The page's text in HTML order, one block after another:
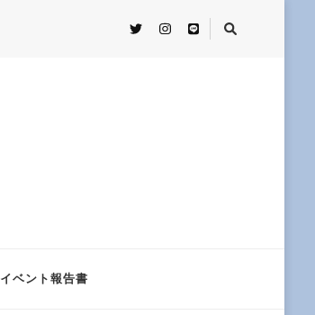
イベント報告書